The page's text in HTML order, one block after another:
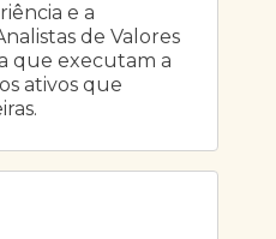
e a
de Valores
que executam a
ativos que